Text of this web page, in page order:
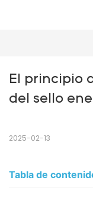
El principio
del sello
2025-02-13
Tabla de